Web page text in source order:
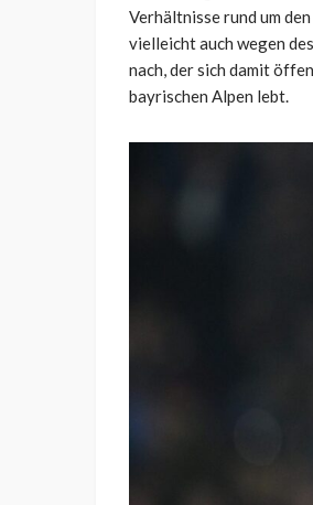
Verhältnisse rund um
vielleicht auch wegen
nach, der sich damit
bayrischen Alpen lebt.